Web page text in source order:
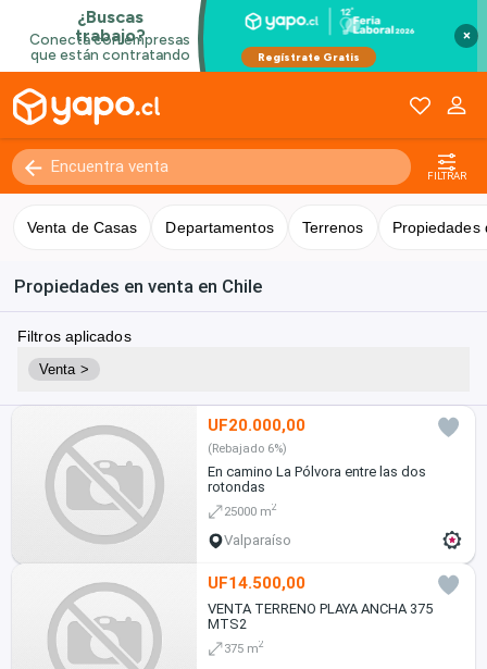
×
FILTRAR
Venta de Casas Departamentos Terrenos Propiedades
Propiedades en venta en Chile
Filtros aplicados
Venta >
UF20.000,00
(Rebajado 6%)
En camino La Pólvora entre las dos
rotondas
25000 m2
Valparaíso
UF14.500,00
VENTA TERRENO PLAYA ANCHA 375
MTS2
375 m2